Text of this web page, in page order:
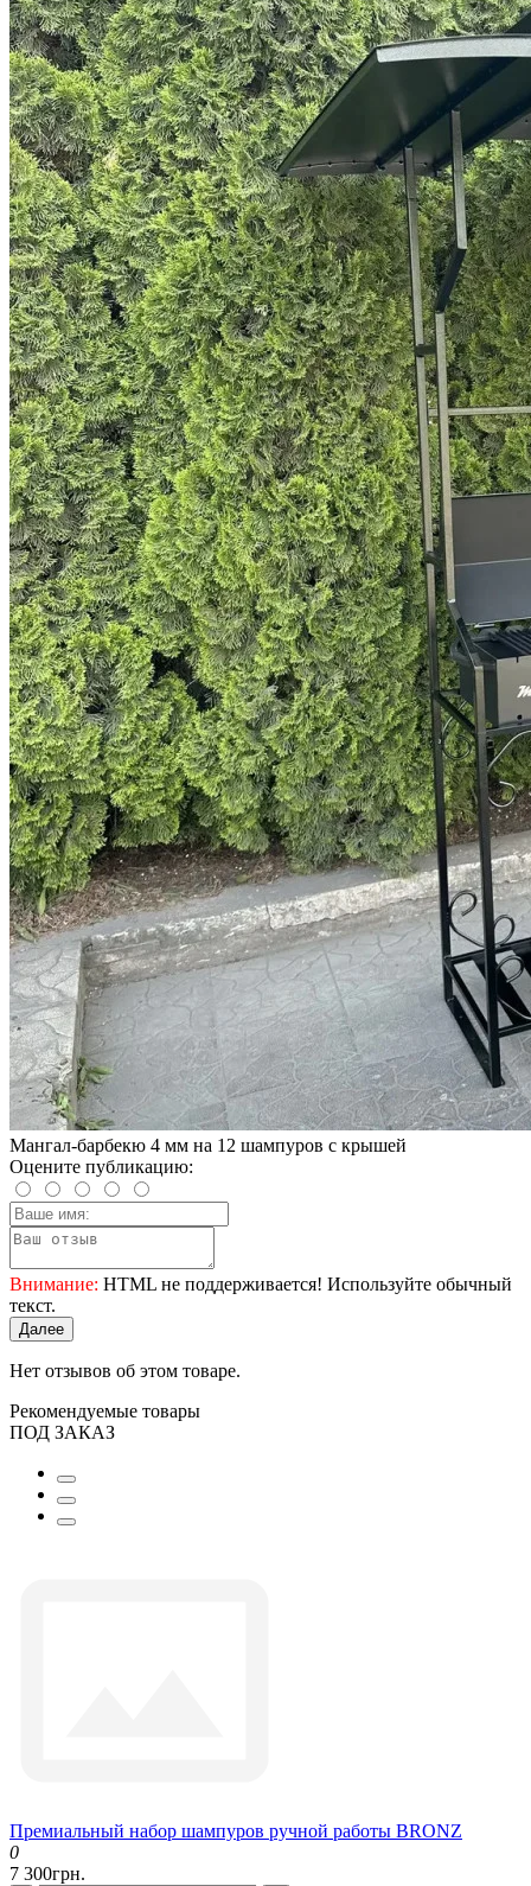
мангал цена
барбекю гриль
мангал ручной работы
мангал с шампурами
барбекю, мангал
куплю мангал
мангал под казан Цена мангалов
Мангал-барбекю 4 мм на 12 шампуров с крышей
Оцените публикацию:
Внимание: HTML не поддерживается! Используйте обычный
текст.
Далее
Нет отзывов об этом товаре.
Рекомендуемые товары
ПОД ЗАКАЗ
Премиальный набор шампуров ручной работы BRONZ
0
7 300грн.